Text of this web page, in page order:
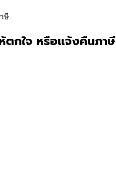
ษี
ตกใจ หรือแจ้งคืนภาษี